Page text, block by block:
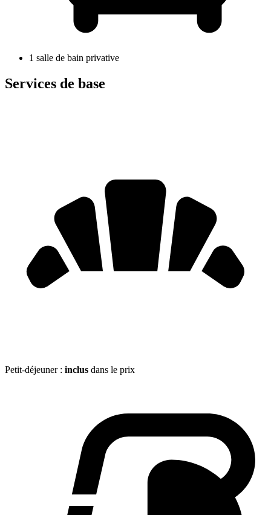
1 salle de bain privative
Services de base
Petit-déjeuner : inclus dans le prix